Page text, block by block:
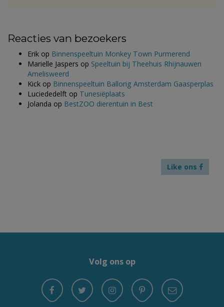
Reacties van bezoekers
Erik op Binnenspeeltuin Monkey Town Purmerend
Marielle Jaspers op Speeltuin bij Theehuis Rhijnauwen
Amelisweerd
Kick op Binnenspeeltuin Ballorig Amsterdam Gaasperplas
Luciededelft op Tunesiëplaats
Jolanda op BestZOO dierentuin in Best
Like ons
Volg ons op